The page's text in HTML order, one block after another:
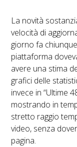
La novità
velocità di
giorno fa
piattaforma
avere una stima
grafici delle
invece in “Ultime
mostrando in
stretto raggio
video, senza
pagina.